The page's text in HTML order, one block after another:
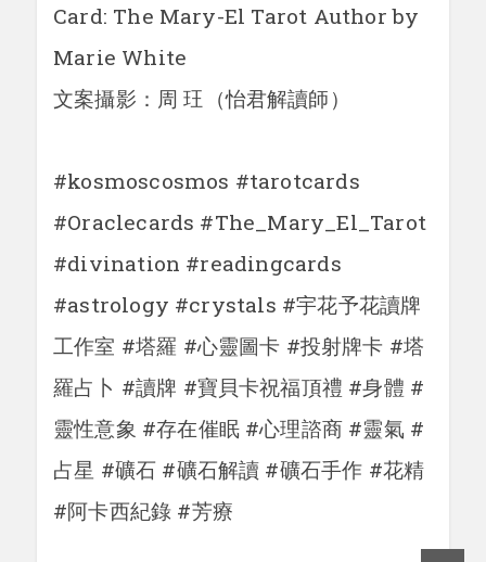
Card: The Mary-El Tarot Author by
Marie White
文案攝影：周 玨（怡君解讀師）
#kosmoscosmos #tarotcards
#Oraclecards #The_Mary_El_Tarot
#divination #readingcards
#astrology #crystals #宇花予花讀牌
工作室 #塔羅 #心靈圖卡 #投射牌卡 #塔
羅占卜 #讀牌 #寶貝卡祝福頂禮 #身體 #
靈性意象 #存在催眠 #心理諮商 #靈氣 #
占星 #礦石 #礦石解讀 #礦石手作 #花精
#阿卡西紀錄 #芳療